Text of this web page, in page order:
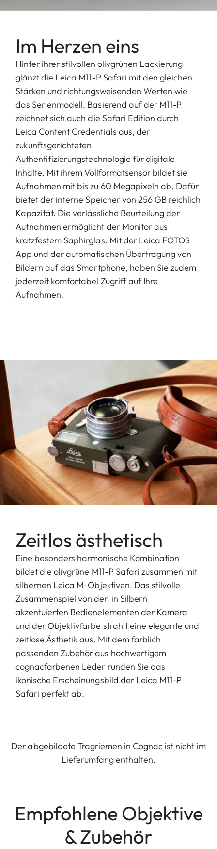
Im Herzen eins
Hinter ihrer stilvollen olivgrünen Lackierung
glänzt die Leica M11-P Safari mit den gleichen
Stärken und richtungsweisenden Werten wie
das Serienmodell. Basierend auf der M11-P
zeichnet sich auch die Safari Edition durch
Leica Content Credentials aus, der
zukunftsgerichteten
Authentifizierungstechnologie für digitale
Inhalte. Mit ihrem Vollformatsensor bildet sie
Aufnahmen mit bis zu 60 Megapixeln ab. Dafür
bietet der interne Speicher von 256 GB reichlich
Kapazität. Die verlässliche Beurteilung der
Aufnahmen ermöglicht der Monitor aus
kratzfestem Saphirglas. Mit der Leica FOTOS
App und der automatischen Übertragung von
Bildern auf das Smartphone, haben Sie zudem
jederzeit komfortabel Zugriff auf Ihre
Aufnahmen.
Zeitlos ästhetisch
Eine besonders harmonische Kombination
bildet die olivgrüne M11-P Safari zusammen mit
silbernen Leica M-Objektiven. Das stilvolle
Zusammenspiel von den in Silbern
akzentuierten Bedienelementen der Kamera
und der Objektivfarbe strahlt eine elegante und
zeitlose Ästhetik aus. Mit dem farblich
passenden Zubehör aus hochwertigem
cognacfarbenen Leder runden Sie das
ikonische Erscheinungsbild der Leica M11-P
Safari perfekt ab.
Der abgebildete Tragriemen in Cognac ist nicht im
Lieferumfang enthalten.
Empfohlene Objektive
& Zubehör